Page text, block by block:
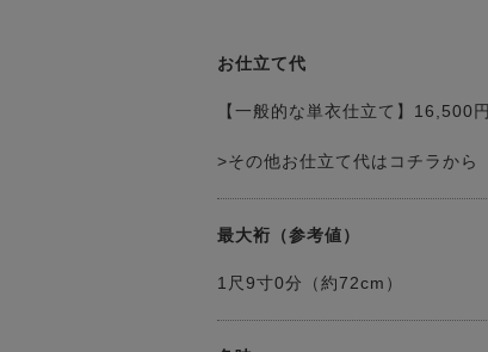
お仕立て代
【一般的な単衣仕立て】16,500円
>その他お仕立て代はコチラから
最大裄（参考値）
1尺9寸0分（約72cm）